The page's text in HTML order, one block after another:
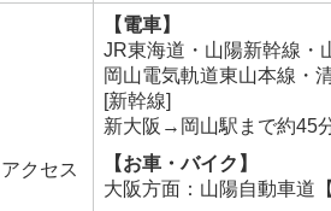
アクセス
【電車】
JR東海道・山陽新幹線・
岡山電気軌道東山本線・
[新幹線]
新大阪→岡山駅まで約
【お車・バイク】
大阪方面：山陽自動車道